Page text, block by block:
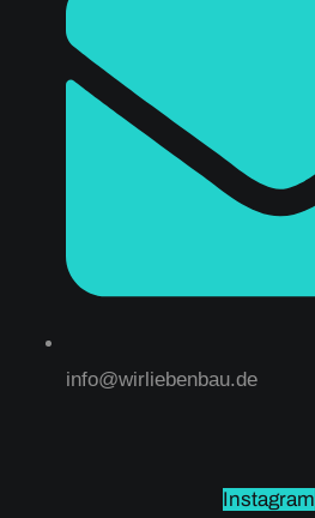
info@wirliebenbau.de
Instagram